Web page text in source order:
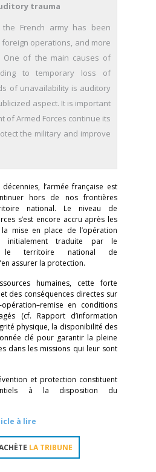
trauma
the French army has been
operations, and more
One of the main causes of
to temporary loss of
of unavailability is auditory
aspect. It is important
of Armed Forces continue its
the military and improve
l’armée française est
hors de nos frontières
national. Le niveau de
s’est encore accru après les
mise en place de l’opération
traduite par le
le territoire national de
assurer la protection.
humaines, cette forte
des conséquences directes sur
en conditions
(cf. Rapport d’information
physique, la disponibilité des
clé pour garantir la pleine
dans les missions qui leur sont
et protection constituent
à la disposition du
à lire
LA TRIBUNE